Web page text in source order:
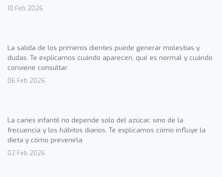
10 Feb 2026
La salida de los primeros dientes puede generar molestias y
dudas. Te explicamos cuándo aparecen, qué es normal y cuándo
conviene consultar.
06 Feb 2026
La caries infantil no depende solo del azúcar, sino de la
frecuencia y los hábitos diarios. Te explicamos cómo influye la
dieta y cómo prevenirla.
02 Feb 2026